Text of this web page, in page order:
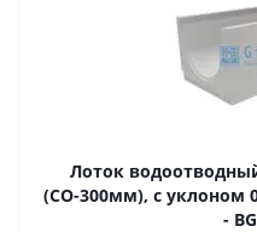
Лоток
(СО-300мм), с уклоном
-